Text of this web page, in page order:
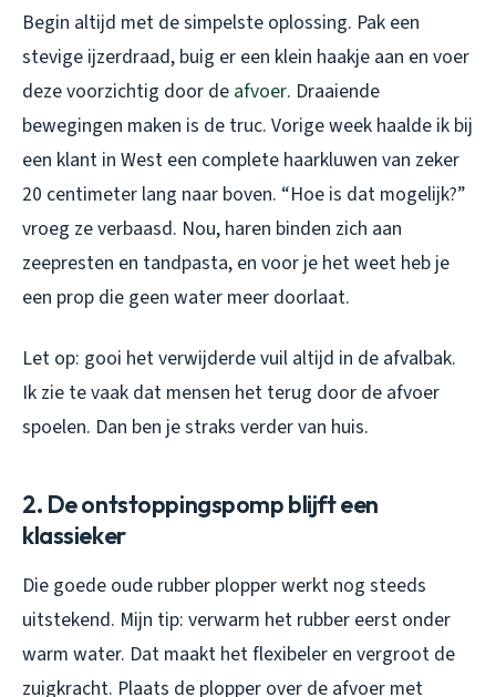
Begin altijd met de simpelste oplossing. Pak een
stevige ijzerdraad, buig er een klein haakje aan en voer
deze voorzichtig door de afvoer. Draaiende
bewegingen maken is de truc. Vorige week haalde ik bij
een klant in West een complete haarkluwen van zeker
20 centimeter lang naar boven. “Hoe is dat mogelijk?”
vroeg ze verbaasd. Nou, haren binden zich aan
zeepresten en tandpasta, en voor je het weet heb je
een prop die geen water meer doorlaat.
Let op: gooi het verwijderde vuil altijd in de afvalbak.
Ik zie te vaak dat mensen het terug door de afvoer
spoelen. Dan ben je straks verder van huis.
2. De ontstoppingspomp blijft een
klassieker
Die goede oude rubber plopper werkt nog steeds
uitstekend. Mijn tip: verwarm het rubber eerst onder
warm water. Dat maakt het flexibeler en vergroot de
zuigkracht. Plaats de plopper over de afvoer met